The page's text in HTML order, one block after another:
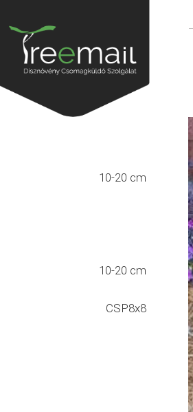
10-20 cm
10-20 cm
CSP8x8